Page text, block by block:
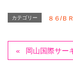
カテゴリー ８６/Ｂ
岡山国際サー